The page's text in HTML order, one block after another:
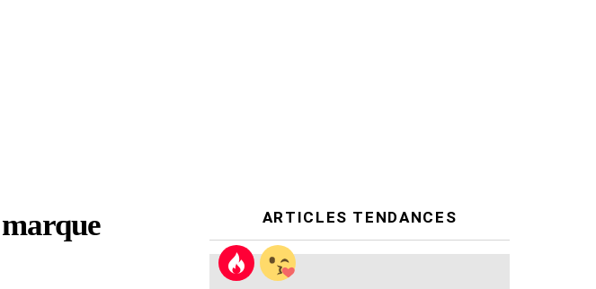
ARTICLES TENDANCES